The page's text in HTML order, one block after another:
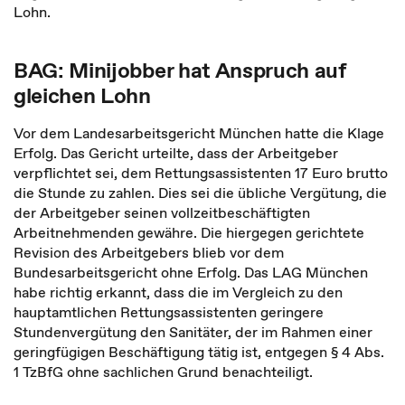
Lohn.
BAG: Minijobber hat Anspruch auf
gleichen Lohn
Vor dem Landesarbeitsgericht München hatte die Klage
Erfolg. Das Gericht urteilte, dass der Arbeitgeber
verpflichtet sei, dem Rettungsassistenten 17 Euro brutto
die Stunde zu zahlen. Dies sei die übliche Vergütung, die
der Arbeitgeber seinen vollzeitbeschäftigten
Arbeitnehmenden gewähre. Die hiergegen gerichtete
Revision des Arbeitgebers blieb vor dem
Bundesarbeitsgericht ohne Erfolg. Das LAG München
habe richtig erkannt, dass die im Vergleich zu den
hauptamtlichen Rettungsassistenten geringere
Stundenvergütung den Sanitäter, der im Rahmen einer
geringfügigen Beschäftigung tätig ist, entgegen § 4 Abs.
1 TzBfG ohne sachlichen Grund benachteiligt.